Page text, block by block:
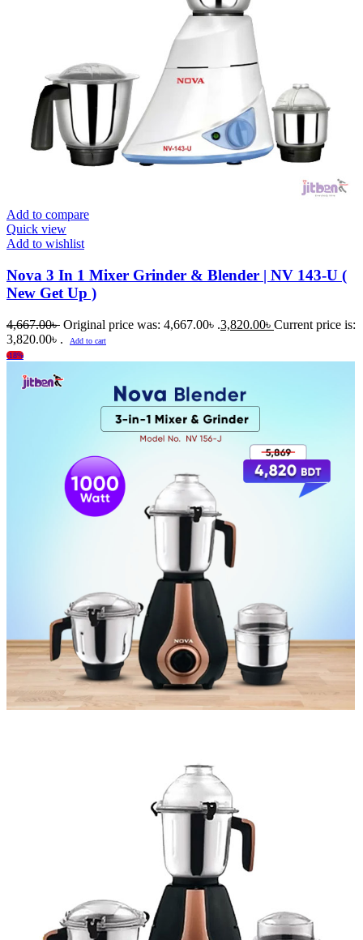
Add to compare
Quick view
Add to wishlist
Nova 3 In 1 Mixer Grinder & Blender | NV 143-U (
New Get Up )
4,667.00৳ Original price was: 4,667.00৳ .3,820.00৳ Current price is:
3,820.00৳ .
Add to cart
-18%